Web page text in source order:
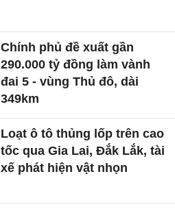
Chính phủ đề xuất gần
290.000 tỷ đồng làm vành
đai 5 - vùng Thủ đô, dài
349km
Loạt ô tô thủng lốp trên cao
tốc qua Gia Lai, Đắk Lắk, tài
xế phát hiện vật nhọn